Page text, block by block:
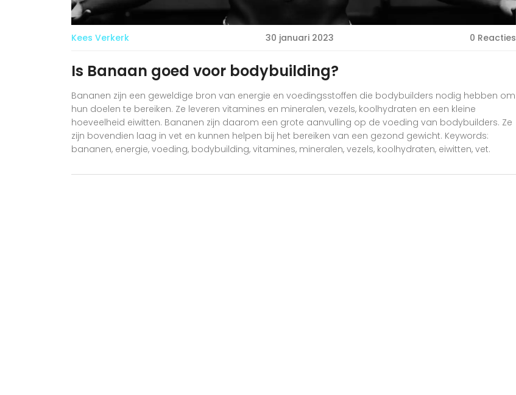
Kees Verkerk 30 januari 2023 0 Reacties
Is Banaan goed voor bodybuilding?
Bananen zijn een geweldige bron van energie en voedingsstoffen die bodybuilders nodig hebben om
hun doelen te bereiken. Ze leveren vitamines en mineralen, vezels, koolhydraten en een kleine
hoeveelheid eiwitten. Bananen zijn daarom een grote aanvulling op de voeding van bodybuilders. Ze
zijn bovendien laag in vet en kunnen helpen bij het bereiken van een gezond gewicht. Keywords:
bananen, energie, voeding, bodybuilding, vitamines, mineralen, vezels, koolhydraten, eiwitten, vet.